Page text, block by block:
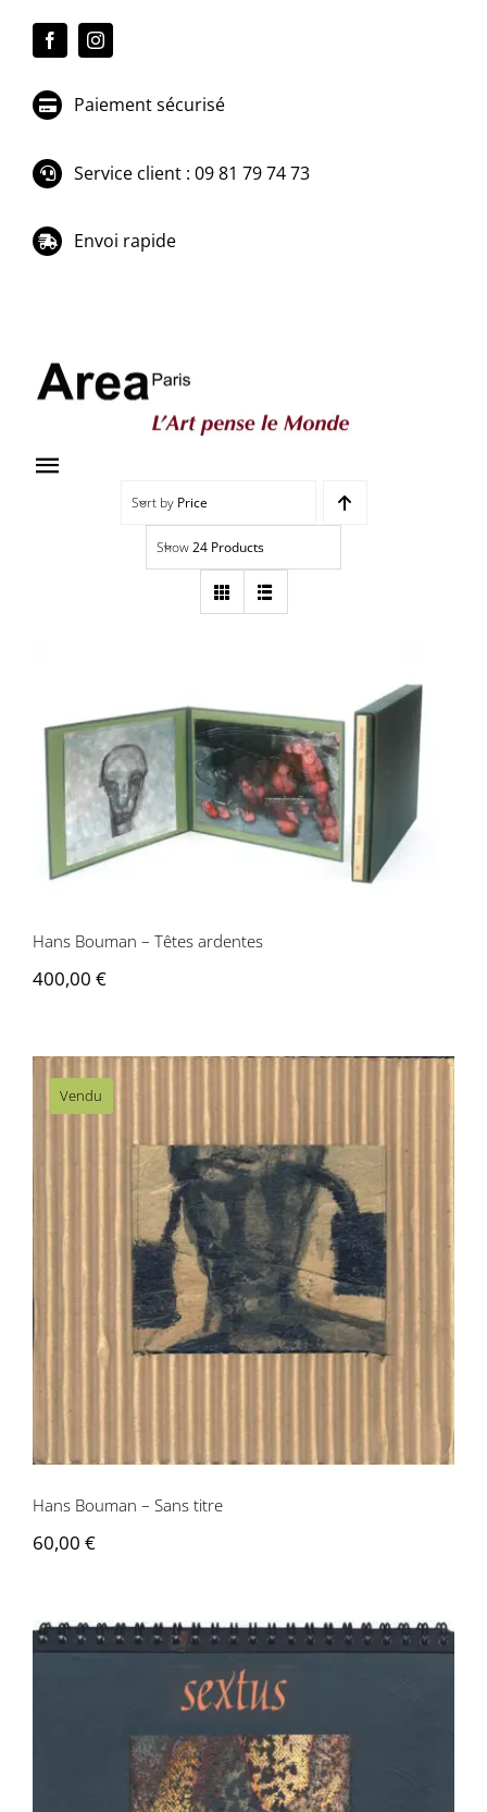
Paiement sécurisé
Service client : 09 81 79 74 73
Envoi rapide
Toggle
Navigation
Éditions
Area revue)s(
Area antic
Sort by Price
Show24 Products
Hans Bouman – Têtes ardentes
Hans Bouman – Têtes ardentes
400,00 €
Vendu
Hans Bouman – Sans titre
Hans Bouman – Sans titre
60,00 €
Gérard-Georges Lemaire, Hans Bouman
– Sextus